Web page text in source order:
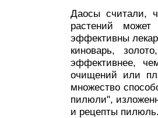
Даосы считали,
растений может
эффективны
киноварь,
эффективнее,
очищений или
множество
пилюли",
и рецепты